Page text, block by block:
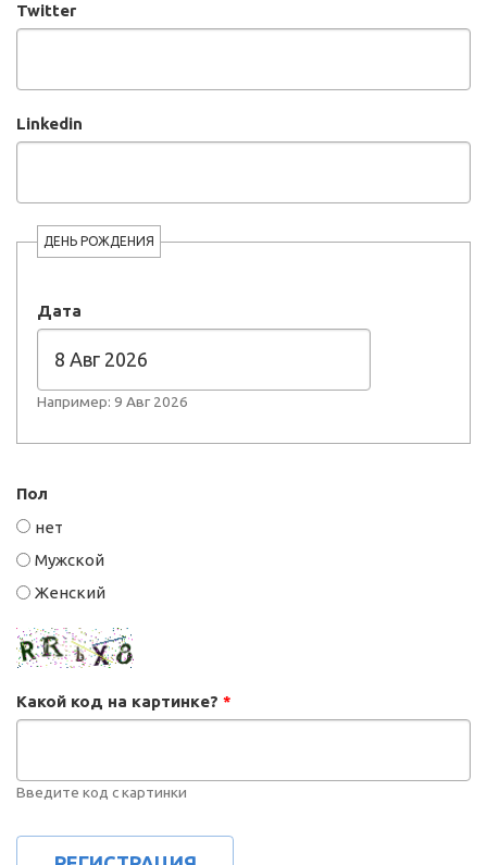
Twitter
Linkedin
ДЕНЬ РОЖДЕНИЯ
Дата
Например: 9 Авг 2026
Пол
нет
Мужской
Женский
Какой код на картинке? *
Введите код с картинки